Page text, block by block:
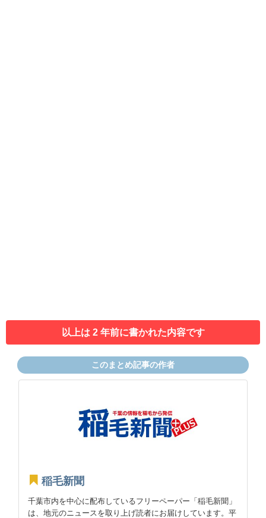
以上は 2 年前に書かれた内容です
このまとめ記事の作者
稲毛新聞
千葉市内を中心に配布しているフリーペーパー「稲毛新聞」
は、地元のニュースを取り上げ読者にお届けしています。平